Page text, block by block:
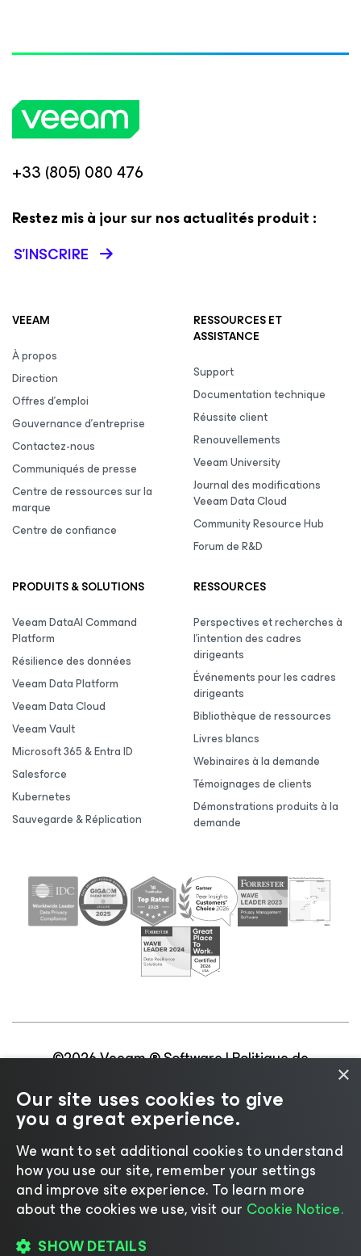
+33 (805) 080 476
Restez mis à jour sur nos actualités produit :
S’INSCRIRE
VEEAM
À propos
Direction
Offres d’emploi
Gouvernance d’entreprise
Contactez-nous
Communiqués de presse
Centre de ressources sur la
marque
Centre de confiance
RESSOURCES ET
ASSISTANCE
Support
Documentation technique
Réussite client
Renouvellements
Veeam University
Journal des modifications
Veeam Data Cloud
Community Resource Hub
Forum de R&D
PRODUITS & SOLUTIONS
Veeam DataAI Command
Platform
Résilience des données
Veeam Data Platform
Veeam Data Cloud
Veeam Vault
Microsoft 365 & Entra ID
Salesforce
Kubernetes
Sauvegarde & Réplication
RESSOURCES
Perspectives et recherches à
l’intention des cadres
dirigeants
Événements pour les cadres
dirigeants
Bibliothèque de ressources
Livres blancs
Webinaires à la demande
Témoignages de clients
Démonstrations produits à la
demande
©2026 Veeam ® Software |Politique de
|
Secteur juridique|Politique de licences
Ressources pour les fournisseurs
Changer de langue
×
Our site uses cookies to give
you a great experience.
We want to set additional cookies to understand
how you use our site, remember your settings
and improve site experience. ​To learn more
about the cookies we use, visit our Cookie Notice.
SHOW DETAILS